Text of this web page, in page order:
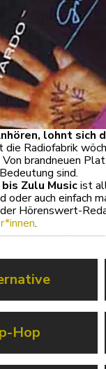
lohnt sich
Radiofabrik
brandneuen
sind.
Zulu Musicist
oder auch einfach
Hörenswert-
.
Hop